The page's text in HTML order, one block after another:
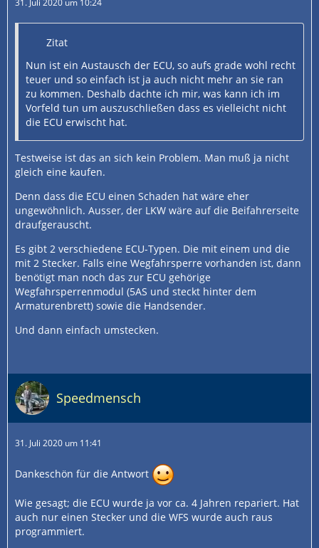
31. Juli 2020 um 10:24
Zitat
Nun ist ein Austausch der ECU, so aufs grade wohl recht
teuer und so einfach ist ja auch nicht mehr an sie ran
zu kommen. Deshalb dachte ich mir, was kann ich im
Vorfeld tun um auszuschließen dass es vielleicht nicht
die ECU erwischt hat.
Testweise ist das an sich kein Problem. Man muß ja nicht
gleich eine kaufen.
Denn dass die ECU einen Schaden hat wäre eher
ungewöhnlich. Ausser, der LKW wäre auf die Beifahrerseite
draufgerauscht.
Es gibt 2 verschiedene ECU-Typen. Die mit einem und die
mit 2 Stecker. Falls eine Wegfahrsperre vorhanden ist, dann
benötigt man noch das zur ECU gehörige
Wegfahrsperrenmodul (5AS und steckt hinter dem
Armaturenbrett) sowie die Handsender.
Und dann einfach umstecken.
Speedmensch
31. Juli 2020 um 11:41
Dankeschön für die Antwort
Wie gesagt; die ECU wurde ja vor ca. 4 Jahren repariert. Hat
auch nur einen Stecker und die WFS wurde auch raus
programmiert.